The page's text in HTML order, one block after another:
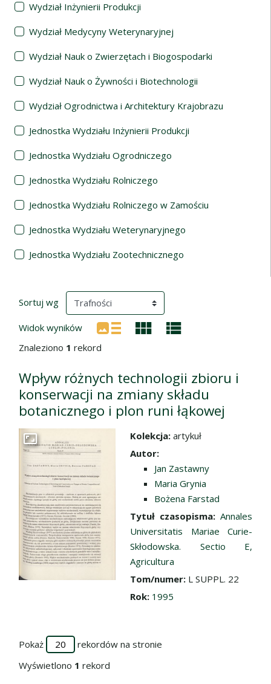
Wydział Inżynierii Produkcji
Wydział Medycyny Weterynaryjnej
Wydział Nauk o Zwierzętach i Biogospodarki
Wydział Nauk o Żywności i Biotechnologii
Wydział Ogrodnictwa i Architektury Krajobrazu
Jednostka Wydziału Inżynierii Produkcji
Jednostka Wydziału Ogrodniczego
Jednostka Wydziału Rolniczego
Jednostka Wydziału Rolniczego w Zamościu
Jednostka Wydziału Weterynaryjnego
Jednostka Wydziału Zootechnicznego
Wyniki wyszukiwania
Sortuj wg (automatyczne przeładowanie treści)
Widok wyników
Znaleziono 1 rekord
Wpływ różnych technologii zbioru i
konserwacji na zmiany składu
botanicznego i plon runi łąkowej
Przejdź do zbioru
Kolekcja: artykuł
Autor:
Jan Zastawny
Maria Grynia
Bożena Farstad
Tytuł czasopisma: Annales
Universitatis Mariae Curie-
Skłodowska. Sectio E,
Agricultura
Tom/numer: L SUPPL. 22
Rok: 1995
Pokaż
rekordów na stronie
Wyświetlono 1 rekord